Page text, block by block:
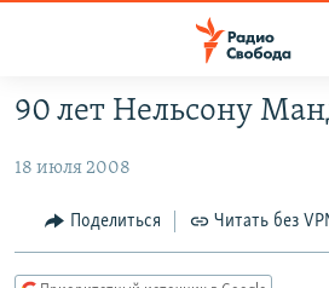
упрощенного
Вернуться
содержанию
ПОДКАСТЫ
АВТОРСКИЕ ПРОЕКТЫ
ЦИТАТЫ СВОБОДЫ
90 лет Нельсону
18 июля 2008
Поделиться Читать без